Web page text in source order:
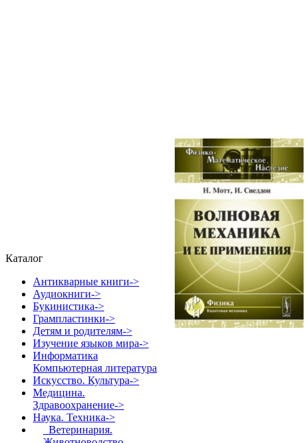
Каталог
Антикварные книги->
Аудиокниги->
Букинистика->
Грампластинки->
Детям и родителям->
Изучение языков мира->
Информатика
Компьютерная литература
Искусство. Культура->
Медицина.
Здравоохранение->
Наука. Техника->
Ветеринария.